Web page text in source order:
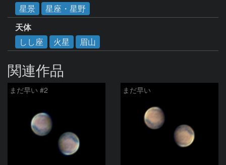
星景
星座・星野
天体
しし座
火星 眉山
関連作品
まだ早い #2 まだ早い